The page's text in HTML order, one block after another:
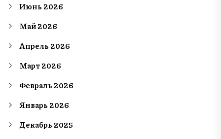
Июнь 2026
Май 2026
Апрель 2026
Март 2026
Февраль 2026
Январь 2026
Декабрь 2025